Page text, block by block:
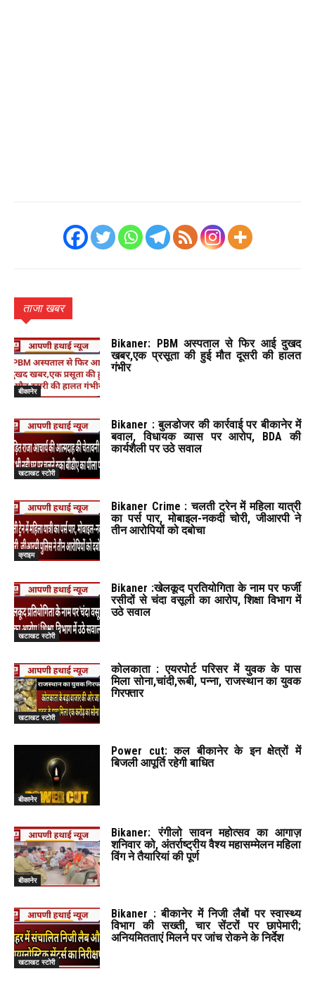
ताजा खबर
बीकानेर
Bikaner: PBM अस्पताल से फिर आई दुखद
खबर,एक प्रसूता की हुई मौत दूसरी की हालत
गंभीर
खटाखट स्टोरी
Bikaner : बुलडोजर की कार्रवाई पर बीकानेर में
बवाल, विधायक व्यास पर आरोप, BDA की
कार्यशैली पर उठे सवाल
क्राइम
Bikaner Crime : चलती ट्रेन में महिला यात्री
का पर्स पार, मोबाइल-नकदी चोरी, जीआरपी ने
तीन आरोपियों को दबोचा
खटाखट स्टोरी
Bikaner :खेलकूद प्रतियोगिता के नाम पर फर्जी
रसीदों से चंदा वसूली का आरोप, शिक्षा विभाग में
उठे सवाल
खटाखट स्टोरी
कोलकाता : एयरपोर्ट परिसर में युवक के पास
मिला सोना,चांदी,रूबी, पन्ना, राजस्थान का युवक
गिरफ्तार
बीकानेर
Power cut: कल बीकानेर के इन क्षेत्रों में
बिजली आपूर्ति रहेगी बाधित
बीकानेर
Bikaner: रंगीलो सावन महोत्सव का आगाज़
शनिवार को, अंतर्राष्ट्रीय वैश्य महासम्मेलन महिला
विंग ने तैयारियां की पूर्ण
खटाखट स्टोरी
Bikaner : बीकानेर में निजी लैबों पर स्वास्थ्य
विभाग की सख्ती, चार सेंटरों पर छापेमारी;
अनियमितताएं मिलने पर जांच रोकने के निर्देश